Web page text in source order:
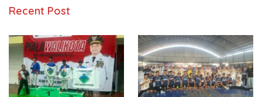
Recent Post